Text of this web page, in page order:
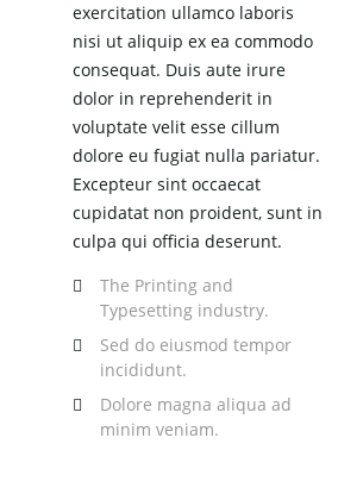
exercitation ullamco laboris
nisi ut aliquip ex ea commodo
consequat. Duis aute irure
dolor in reprehenderit in
voluptate velit esse cillum
dolore eu fugiat nulla pariatur.
Excepteur sint occaecat
cupidatat non proident, sunt in
culpa qui officia deserunt.
The Printing and
Typesetting industry.
Sed do eiusmod tempor
incididunt.
Dolore magna aliqua ad
minim veniam.